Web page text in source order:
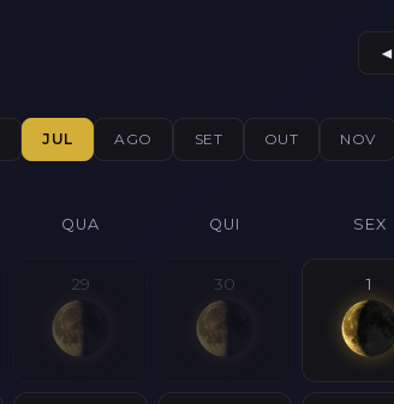
◄
JUL AGO SET OUT NOV
QUA QUI SEX
29 30 1